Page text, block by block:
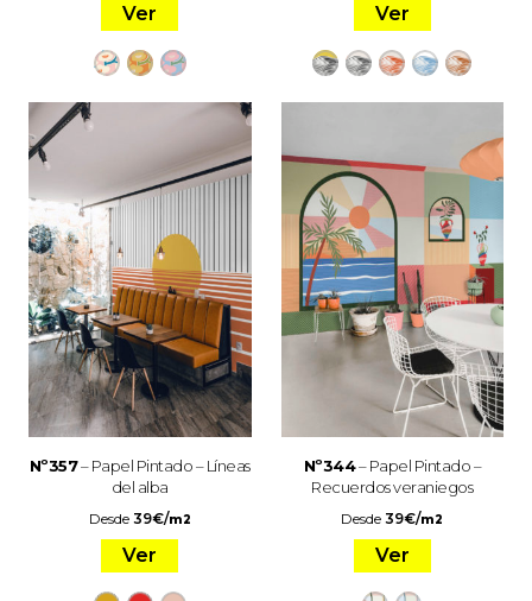
Ver Ver
Nº357– Papel Pintado – Líneas
del alba
Desde 39€/m2
Ver
Nº344– Papel Pintado –
Recuerdos veraniegos
Desde39€/m2
Ver